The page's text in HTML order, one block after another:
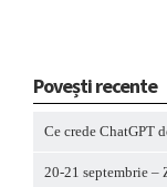
Povești recente
Ce crede ChatGPT
20-21 septembrie –